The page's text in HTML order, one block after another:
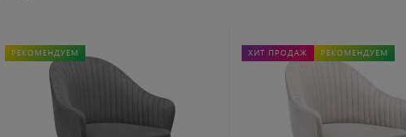
РЕКОМЕНДУЕМ ХИТ ПРОДАЖ РЕКОМЕНДУЕМ